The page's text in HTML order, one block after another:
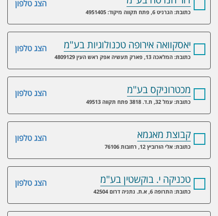
הצג טלפון
כתובת: הגרניט 6, פתח תקווה מיקוד: 4951405
הצג טלפון יאסקוואה אירופה טכנולוגיות בע"מ
כתובת: המלאכה 13, פארק תעשיה אפק ראש העין 4809129
הצג טלפון מכטרוניקס בע"מ
כתובת: עמל 32, ת.ד. 3818 פתח תקווה 49513
הצג טלפון קבוצת מאגמא
כתובת: אלי הורוביץ 12, רחובות 76106
הצג טלפון טכניקה י. בוקשטין בע"מ
כתובת: התרופה 6, א.ת. נתניה דרום 42504